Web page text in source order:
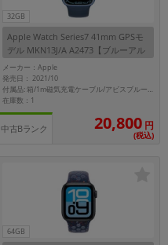
32GB
Apple Watch Series7 41mm GPSモ
デル MKN13J/A A2473【ブルーアル
ミニウムケース/アビスブルースポー
ツバンド】
メーカー：Apple
発売日： 2021/10
付属品: 箱/1m磁気充電ケーブル/アビスブルースポーツバンド/マニュアル
在庫数：1
中古Bランク 20,800 円
(税込)
64GB